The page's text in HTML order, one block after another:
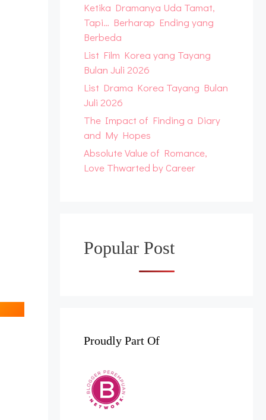
Ketika Dramanya Uda Tamat,
Tapi… Berharap Ending yang
Berbeda
List Film Korea yang Tayang
Bulan Juli 2026
List Drama Korea Tayang Bulan
Juli 2026
The Impact of Finding a Diary
and My Hopes
Absolute Value of Romance,
Love Thwarted by Career
Popular Post
Proudly Part Of